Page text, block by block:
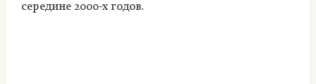
середине 2000-х годов.